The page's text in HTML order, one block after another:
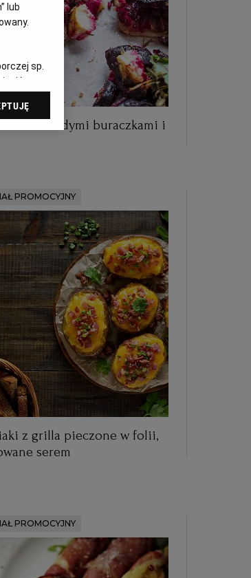
tarta z młodymi buraczkami i
PROMOCYJNY
z grilla pieczone w folii,
serem
PROMOCYJNY
lub
sp.